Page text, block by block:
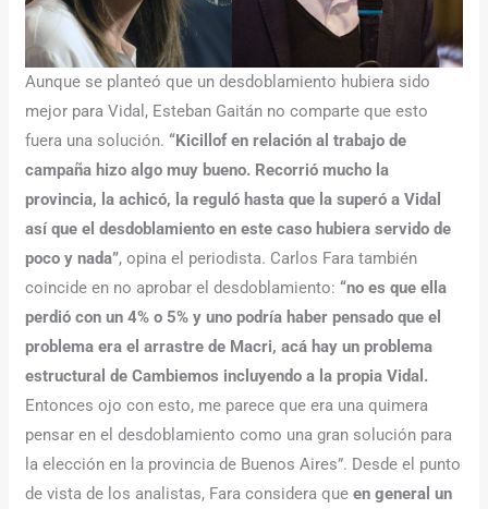
Aunque se planteó que un desdoblamiento hubiera sido
mejor para Vidal, Esteban Gaitán no comparte que esto
fuera una solución.“Kicillof en relación al trabajo de
campaña hizo algo muy bueno. Recorrió mucho la
provincia, la achicó, la reguló hasta que la superó a Vidal
así que el desdoblamiento en este caso hubiera servido de
poco y nada”, opina el periodista. Carlos Fara también
coincide en no aprobar el desdoblamiento:“no es que ella
perdió con un 4% o 5% y uno podría haber pensado que el
problema era el arrastre de Macri, acá hay un problema
estructural de Cambiemos incluyendo a la propia Vidal.
Entonces ojo con esto, me parece que era una quimera
pensar en el desdoblamiento como una gran solución para
la elección en la provincia de Buenos Aires”. Desde el punto
de vista de los analistas, Fara considera queen general un